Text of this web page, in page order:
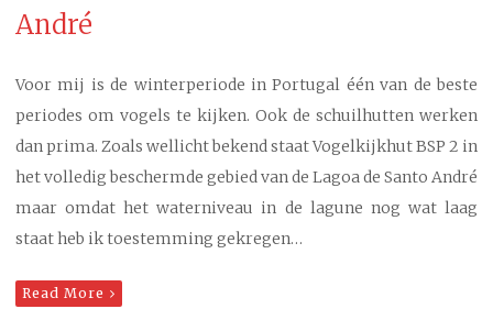
André
Voor mij is de winterperiode in Portugal één van de beste
periodes om vogels te kijken. Ook de schuilhutten werken
dan prima. Zoals wellicht bekend staat Vogelkijkhut BSP 2 in
het volledig beschermde gebied van de Lagoa de Santo André
maar omdat het waterniveau in de lagune nog wat laag
staat heb ik toestemming gekregen…
Read More